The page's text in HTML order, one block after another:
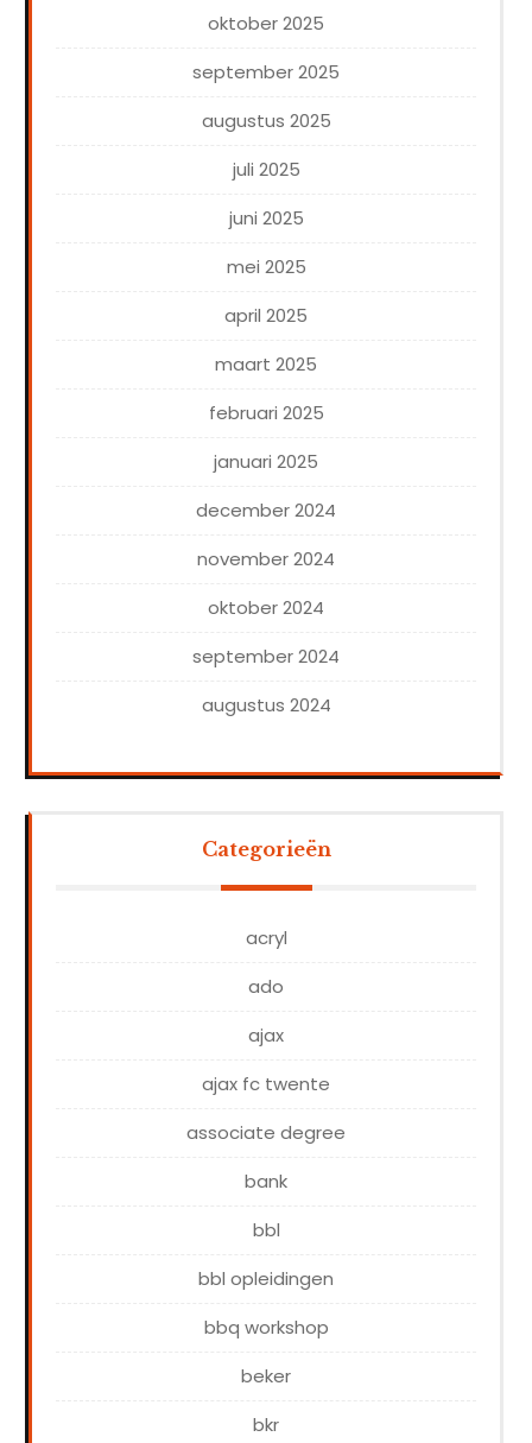
oktober 2025
september 2025
augustus 2025
juli 2025
juni 2025
mei 2025
april 2025
maart 2025
februari 2025
januari 2025
december 2024
november 2024
oktober 2024
september 2024
augustus 2024
Categorieën
acryl
ado
ajax
ajax fc twente
associate degree
bank
bbl
bbl opleidingen
bbq workshop
beker
bkr